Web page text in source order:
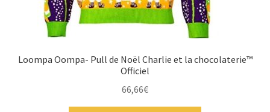
Loompa Oompa- Pull de Noël Charlie et la chocolaterie™
Officiel
66,66€